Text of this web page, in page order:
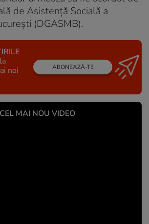
de Asistență Socială a
(DGASMB).
noi
ABONEAZĂ-TE
MAI NOU VIDEO